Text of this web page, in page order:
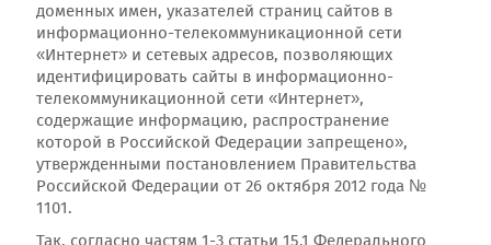
доменных имен, указателей страниц сайтов в
информационно-телекоммуникационной сети
«Интернет» и сетевых адресов, позволяющих
идентифицировать сайты в информационно-
телекоммуникационной сети «Интернет»,
содержащие информацию, распространение
которой в Российской Федерации запрещено»,
утвержденными постановлением Правительства
Российской Федерации от 26 октября 2012 года №
1101.